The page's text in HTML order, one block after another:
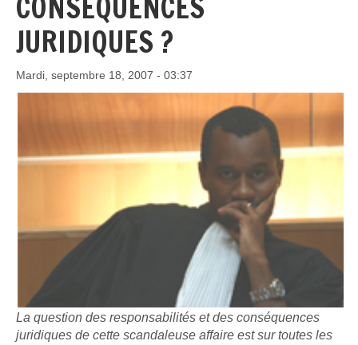
JURIDIQUES ?
Mardi, septembre 18, 2007 - 03:37
La question des responsabilités et des conséquences
juridiques de cette scandaleuse affaire est sur toutes les